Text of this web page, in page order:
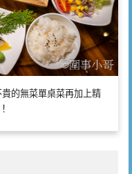
的無菜單桌菜再加上精